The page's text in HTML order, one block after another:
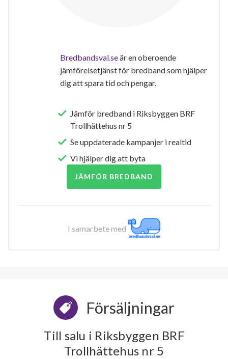
Bredbandsval.seär en oberoende
jämförelsetjänst för bredband som hjälper
dig att spara tid och pengar.
Jämför bredband i Riksbyggen BRF
Trollhättehus nr 5
Se uppdaterade kampanjer i realtid
Vi hjälper dig att byta
JÄMFÖR BREDBAND
I samarbete med
Försäljningar
Till salu i Riksbyggen BRF
Trollhättehus nr 5